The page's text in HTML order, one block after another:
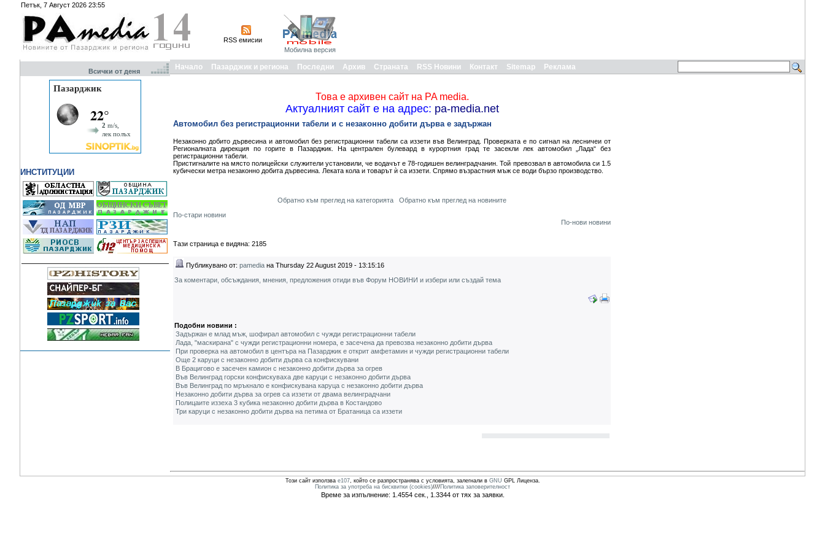
Петък, 7 Август 2026 23:55
RSS емисии
Мобилна версия
Всички от деня
ИНСТИТУЦИИ
Начало Пазарджик и региона Последни Архив Страната RSS Новини Контакт Sitemap Реклама
Това е архивен сайт на PA media.
Актуалният сайт е на адрес: pa-media.net
Автомобил без регистрационни табели и с незаконно добити дърва е задържан
Незаконно добито дървесина и автомобил без регистрационни табели са иззети във Велинград. Проверката е по сигнал на лесничеи от
Регионалната дирекция по горите в Пазарджик. На централен булевард в курортния град те засекли лек автомобил „Лада“ без
регистрационни табели.
Пристигналите на място полицейски служители установили, че водачът е 78-годишен велинградчанин. Той превозвал в автомобила си 1.5
кубически метра незаконно добита дървесина. Леката кола и товарът ѝ са иззети. Спрямо възрастния мъж се води бързо производство.
Обратно към преглед на категорията
Обратно към преглед на новините
По-стари новини
По-нови новини
Тази страница е видяна: 2185
Публикувано от: pamedia на Thursday 22 August 2019 - 13:15:16
За коментари, обсъждания, мнения, предложения отиди във Форум НОВИНИ и избери или създай тема
Подобни новини :
Задържан е млад мъж, шофирал автомобил с чужди регистрационни табели
Лада, "маскирана" с чужди регистрационни номера, е засечена да превозва незаконно добити дърва
При проверка на автомобил в центъра на Пазарджик е открит амфетамин и чужди регистрационни табели
Още 2 каруци с незаконно добити дърва са конфискувани
В Брацигово е засечен камион с незаконно добити дърва за огрев
Във Велинград горски конфискуваха две каруци с незаконно добити дърва
Във Велинград по мръкнало е конфискувана каруца с незаконно добити дърва
Незаконно добити дърва за огрев са иззети от двама велинградчани
Полицаите иззеха 3 кубика незаконно добити дърва в Костандово
Три каруци с незаконно добити дърва на петима от Братаница са иззети
Този сайт използва e107, който се разпространява с условията, залегнали в GNU GPL Лиценза.
Политика за употреба на бисквитки (cookies)////Политика заповерителност
Време за изпълнение: 1.4554 сек., 1.3344 от тях за заявки.